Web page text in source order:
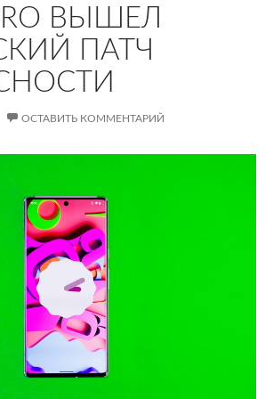
ВЫШЕЛ
ПАТЧ
ОСТАВИТЬ КОММЕНТАРИЙ